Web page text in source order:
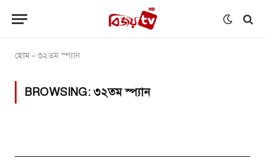
হোম» ৩২তম স্প্যান
BROWSING: ৩২তম স্প্যান